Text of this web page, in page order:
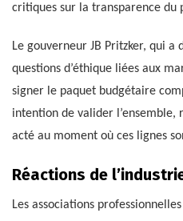
critiques sur la transparence du
Le gouverneur JB Pritzker, qui
questions d’éthique liées aux
signer le paquet budgétaire
intention de valider l’ensemble,
acté au moment où ces lignes
Réactions de
Les associations